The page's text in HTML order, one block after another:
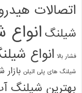
اتصالات
شیلنگ
فشار بالا انواع
شیلنگ های پلی اتیلن
بهترین شیلنگ